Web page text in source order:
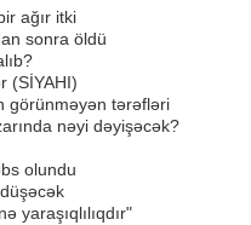
ağır itki
sonra öldü
(SİYAHI)
görünməyən tərəfləri
nəyi dəyişəcək?
olundu
yaraşıqlılıqdır"